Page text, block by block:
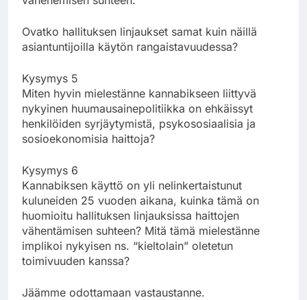
Ovatko hallituksen linjaukset samat kuin näillä
asiantuntijoilla käytön rangaistavuudessa?
Kysymys 5
Miten hyvin mielestänne kannabikseen liittyvä
nykyinen huumausainepolitiikka on ehkäissyt
henkilöiden syrjäytymistä, psykososiaalisia ja
sosioekonomisia haittoja?
Kysymys 6
Kannabiksen käyttö on yli nelinkertaistunut
kuluneiden 25 vuoden aikana, kuinka tämä on
huomioitu hallituksen linjauksissa haittojen
vähentämisen suhteen? Mitä tämä mielestänne
implikoi nykyisen ns. “kieltolain” oletetun
toimivuuden kanssa?
Jäämme odottamaan vastaustanne.